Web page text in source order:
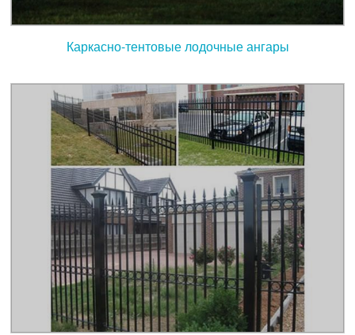
Каркасно-тентовые лодочные ангары